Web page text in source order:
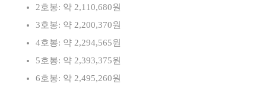
2호봉: 약 2,110,680원
3호봉: 약 2,200,370원
4호봉: 약 2,294,565원
5호봉: 약 2,393,375원
6호봉: 약 2,495,260원